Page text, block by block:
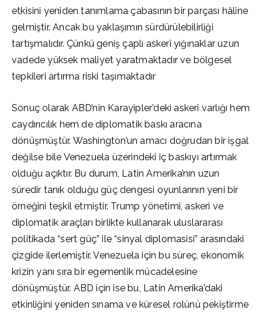
etkisini yeniden tanımlama çabasının bir parçası hâline
gelmiştir. Ancak bu yaklaşımın sürdürülebilirliği
tartışmalıdır. Çünkü geniş çaplı askerî yığınaklar uzun
vadede yüksek maliyet yaratmaktadır ve bölgesel
tepkileri artırma riski taşımaktadır
Sonuç olarak ABD’nin Karayipler’deki askerî varlığı hem
caydırıcılık hem de diplomatik baskı aracına
dönüşmüştür. Washington’un amacı doğrudan bir işgal
değilse bile Venezuela üzerindeki iç baskıyı artırmak
olduğu açıktır. Bu durum, Latin Amerika’nın uzun
süredir tanık olduğu güç dengesi oyunlarının yeni bir
örneğini teşkil etmiştir. Trump yönetimi, askeri ve
diplomatik araçları birlikte kullanarak uluslararası
politikada “sert güç” ile “sinyal diplomasisi” arasındaki
çizgide ilerlemiştir. Venezuela için bu süreç, ekonomik
krizin yanı sıra bir egemenlik mücadelesine
dönüşmüştür. ABD için ise bu, Latin Amerika’daki
etkinliğini yeniden sınama ve küresel rolünü pekiştirme